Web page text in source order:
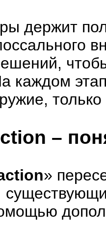
держит
каждом
только
–
»